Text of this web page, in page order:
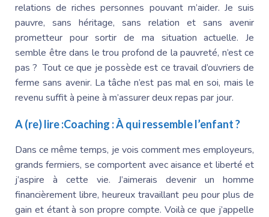
relations de riches personnes pouvant m’aider. Je suis
pauvre, sans héritage, sans relation et sans avenir
prometteur pour sortir de ma situation actuelle. Je
semble être dans le trou profond de la pauvreté, n’est ce
pas ? Tout ce que je possède est ce travail d’ouvriers de
ferme sans avenir. La tâche n’est pas mal en soi, mais le
revenu suffit à peine à m’assurer deux repas par jour.
A (re) lire :Coaching : À qui ressemble l’enfant ?
Dans ce même temps, je vois comment mes employeurs,
grands fermiers, se comportent avec aisance et liberté et
j’aspire à cette vie. J’aimerais devenir un homme
financièrement libre, heureux travaillant peu pour plus de
gain et étant à son propre compte. Voilà ce que j’appelle